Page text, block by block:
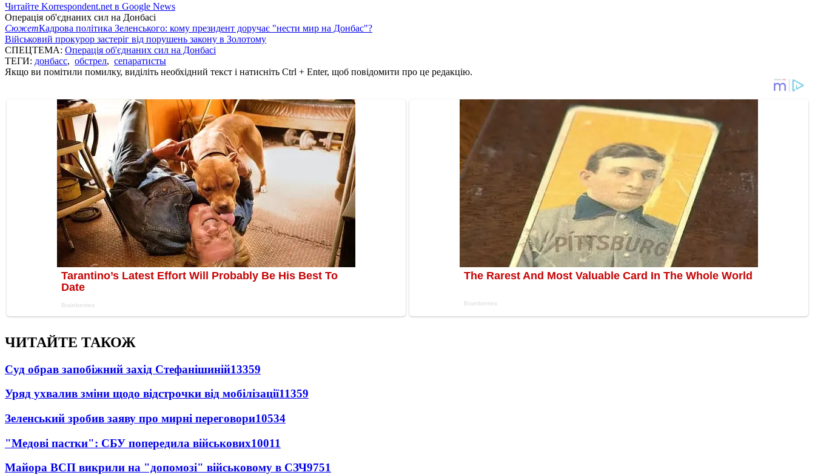
Читайте Korrespondent.net в Google News
Операція об'єднаних сил на Донбасі
СюжетКадрова політика Зеленського: кому президент доручає "нести мир на Донбас"?
Військовий прокурор застеріг від порушень закону в Золотому
СПЕЦТЕМА: Операція об'єднаних сил на Донбасі
ТЕГИ: донбасс, обстрел, сепаратисты
Якщо ви помітили помилку, виділіть необхідний текст і натисніть Ctrl + Enter, щоб повідомити про це редакцію.
ЧИТАЙТЕ ТАКОЖ
Суд обрав запобіжний захід Стефанішиній13359
Уряд ухвалив зміни щодо відстрочки від мобілізації11359
Зеленський зробив заяву про мирні переговори10534
"Медові пастки": СБУ попередила військових10011
Майора ВСП викрили на "допомозі" військовому в СЗЧ9751